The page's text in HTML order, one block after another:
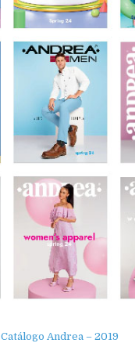
Catálogo Andrea – 2019